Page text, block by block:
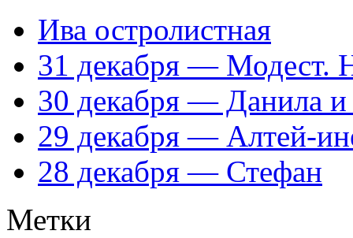
Ива остролистная
31 декабря — Модест.
30 декабря — Данила
29 декабря — Алтей-
28 декабря — Стефан
Метки